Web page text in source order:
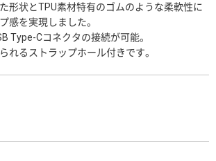
形状とTPU素材特有のゴムのような柔軟性に
感を実現しました。
Type-Cコネクタの接続が可能。
れるストラップホール付きです。